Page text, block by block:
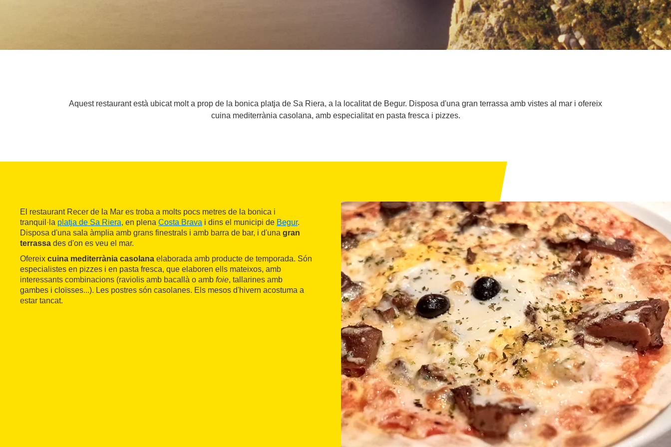
Aquest restaurant està ubicat molt a prop de la bonica platja de Sa Riera, a la localitat de Begur. Disposa d'una gran terrassa amb vistes al mar i ofereix
cuina mediterrània casolana, amb especialitat en pasta fresca i pizzes.
El restaurant Recer de la Mar es troba a molts pocs metres de la bonica i
tranquil·la platja de Sa Riera, en plena Costa Brava i dins el municipi de Begur.
Disposa d'una sala àmplia amb grans finestrals i amb barra de bar, i d'una gran
terrassa des d'on es veu el mar.
Ofereix cuina mediterrània casolana elaborada amb producte de temporada. Són
especialistes en pizzes i en pasta fresca, que elaboren ells mateixos, amb
interessants combinacions (raviolis amb bacallà o amb foie, tallarines amb
gambes i cloïsses...). Les postres són casolanes. Els mesos d'hivern acostuma a
estar tancat.